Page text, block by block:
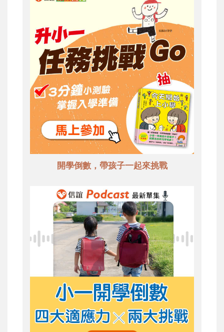
開學倒數，帶孩子一起來挑戰